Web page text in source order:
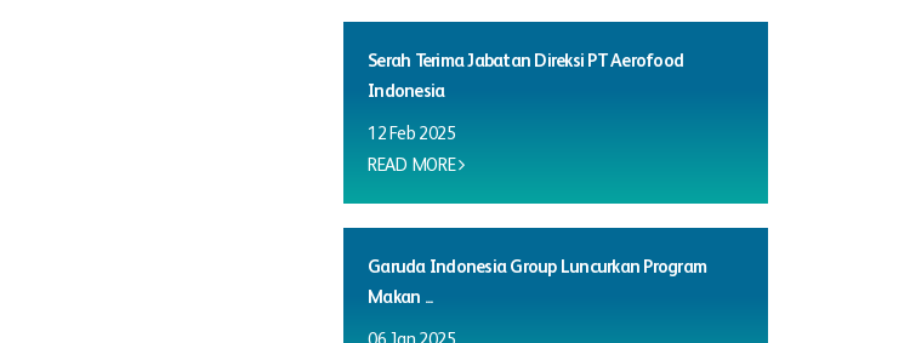
Serah Terima Jabatan Direksi PT Aerofood
Indonesia
12 Feb 2025
READ MORE
Garuda Indonesia Group Luncurkan Program
Makan ...